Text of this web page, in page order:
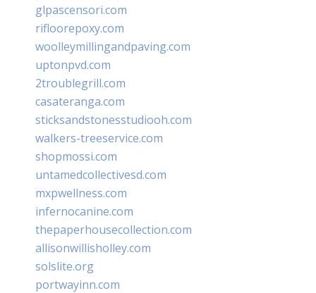
glpascensori.com
rifloorepoxy.com
woolleymillingandpaving.com
uptonpvd.com
2troublegrill.com
casateranga.com
sticksandstonesstudiooh.com
walkers-treeservice.com
shopmossi.com
untamedcollectivesd.com
mxpwellness.com
infernocanine.com
thepaperhousecollection.com
allisonwillisholley.com
solslite.org
portwayinn.com